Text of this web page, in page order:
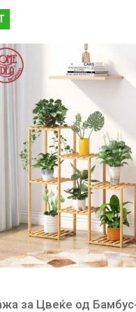
за Цвеќе од